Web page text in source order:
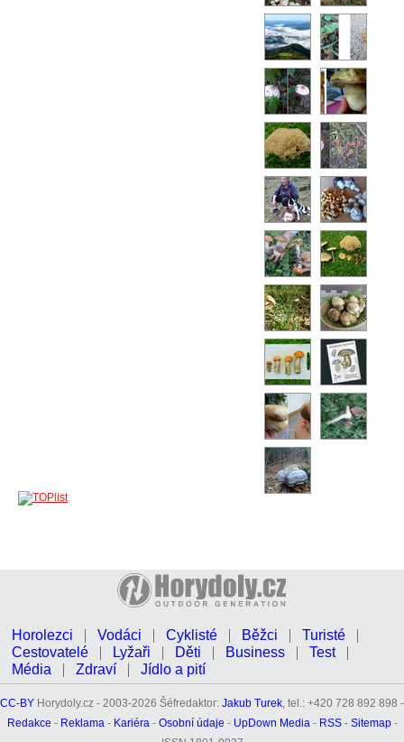
Horolezci Vodáci Cyklisté Běžci
Turisté
Cestovatelé
Lyžaři Děti Business
Test
Média
Zdraví Jídlo a pití
CC-BY Horydoly.cz - 2003-2026 Šéfredaktor: Jakub Turek, tel.: +420 728 892 898 -
Redakce - Reklama- Kariéra- Osobní údaje - UpDown Media- RSS- Sitemap-